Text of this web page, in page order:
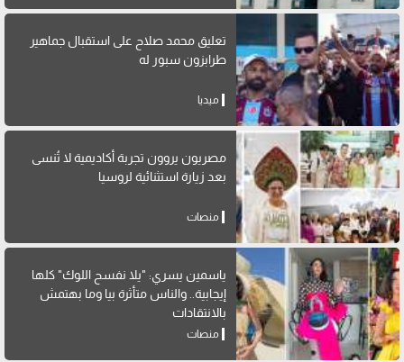
تعليق محمد صلاح على استقبال جماهير
طرابزون سبور له
ميديا
مصريون يروون تجربة أكاديمية لا تُنسى
بعد زيارة استثنائية لروسيا
منصات
ياسمين يسري: "يلا نفسح اللوك" كلها
إيجابية.. والناس متأثرة بيا وما بهتمش
بالانتقادات
منصات